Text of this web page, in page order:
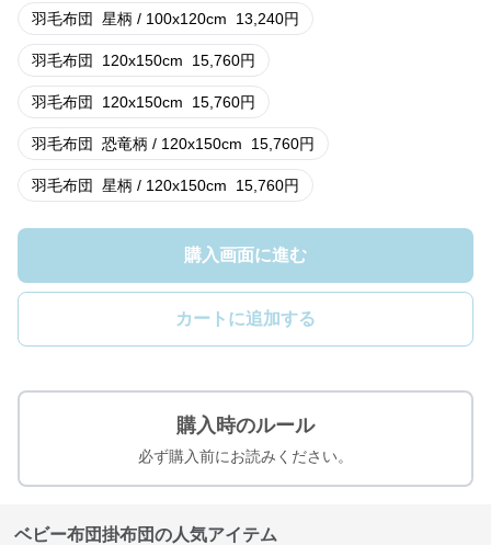
羽毛布団 星柄 / 100x120cm 13,240円
羽毛布団 120x150cm 15,760円
羽毛布団 120x150cm 15,760円
羽毛布団 恐竜柄 / 120x150cm 15,760円
羽毛布団 星柄 / 120x150cm 15,760円
購入画面に進む
カートに追加する
購入時のルール
必ず購入前にお読みください。
ベビー布団掛布団の人気アイテム